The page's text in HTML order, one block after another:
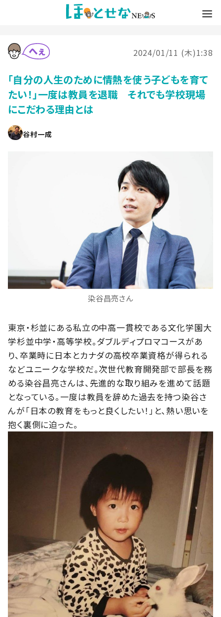
2024/01/11 (木)1:38
「自分の人生のために情熱を使う子どもを育て
たい！」一度は教員を退職 それでも学校現場
にこだわる理由とは
谷村一成
染谷昌亮さん
東京・杉並にある私立の中高一貫校である文化学園大
学杉並中学・高等学校。ダブルディプロマコースがあ
り、卒業時に日本とカナダの高校卒業資格が得られる
などユニークな学校だ。次世代教育開発部で部長を務
める染谷昌亮さんは、先進的な取り組みを進めて話題
となっている。一度は教員を辞めた過去を持つ染谷さ
んが「日本の教育をもっと良くしたい！」と、熱い思いを
抱く裏側に迫った。